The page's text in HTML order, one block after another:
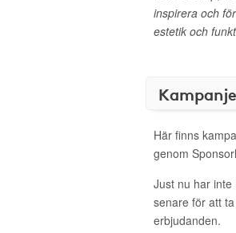
inspirera och
estetik och
Här finns
genom
Just nu har
senare för att
erbjudanden.